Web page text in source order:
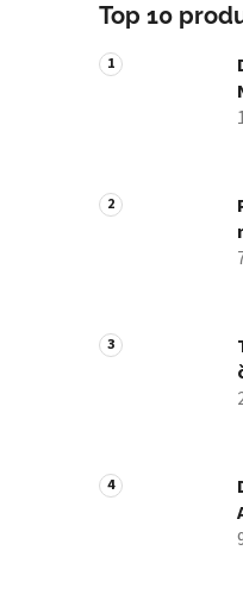
Top 10